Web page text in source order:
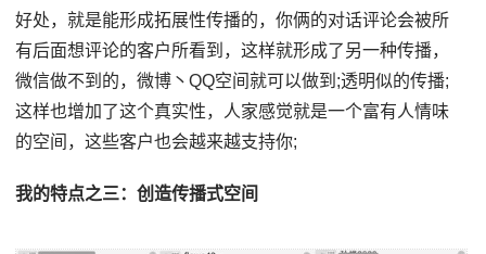
好处，就是能形成拓展性传播的，你俩的对话评论会被所
有后面想评论的客户所看到，这样就形成了另一种传播，
微信做不到的，微博丶QQ空间就可以做到;透明似的传播;
这样也增加了这个真实性，人家感觉就是一个富有人情味
的空间，这些客户也会越来越支持你;
我的特点之三：创造传播式空间